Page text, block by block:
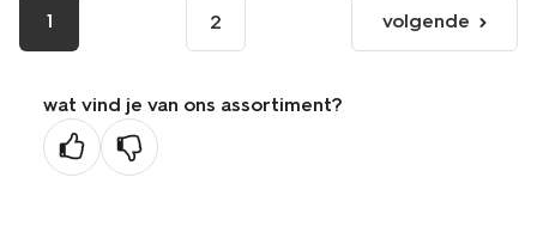
1 2
volgende
pagina
volgende
wat vind je van ons assortiment?